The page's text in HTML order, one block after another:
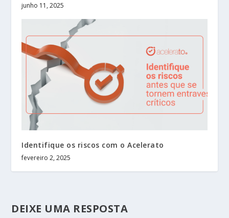
junho 11, 2025
Identifique os riscos com o Acelerato
fevereiro 2, 2025
DEIXE UMA RESPOSTA